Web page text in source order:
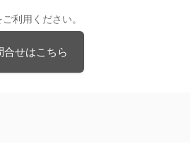
利用ください。
合せはこちら